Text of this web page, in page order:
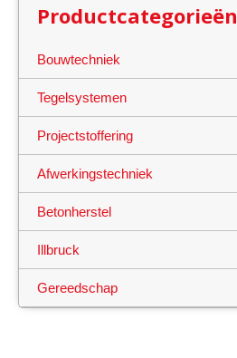
Productcategorieën
Bouwtechniek
Tegelsystemen
Projectstoffering
Afwerkingstechniek
Betonherstel
Illbruck
Gereedschap